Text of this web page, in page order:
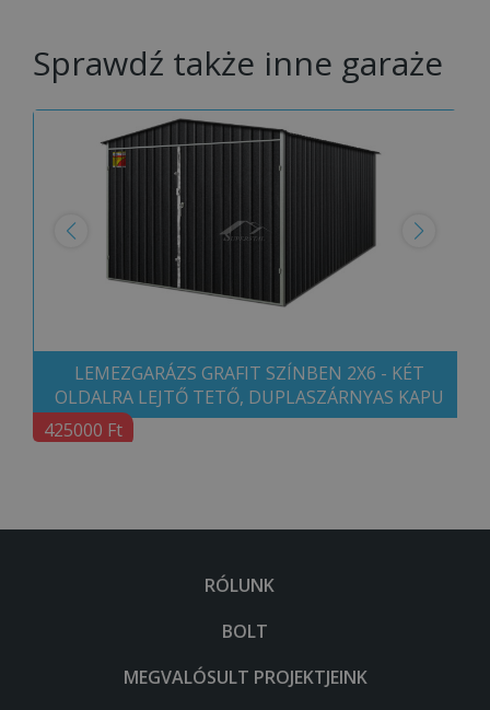
Sprawdź także inne garaże
LEMEZGARÁZS GRAFIT SZÍNBEN 2X6 - KÉT
OLDALRA LEJTŐ TETŐ, DUPLASZÁRNYAS KAPU
425000 Ft
RÓLUNK
BOLT
MEGVALÓSULT PROJEKTJEINK